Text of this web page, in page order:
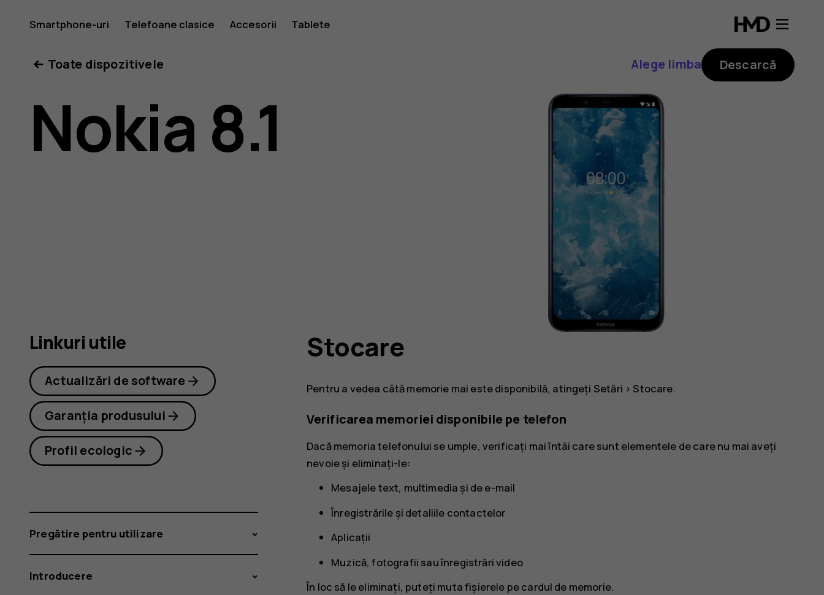
Ghid
de
utilizare
Smartphone-uri Telefoane clasice Accesorii Tablete
Toate dispozitivele Alege limba Descarcă
Nokia 8.1
Stocare
Pentru a vedea câtă memorie mai este disponibilă, atingeți Setări > Stocare.
Verificarea memoriei disponibile pe telefon
Dacă memoria telefonului se umple, verificați mai întâi care sunt elementele de care nu mai aveți
nevoie și eliminați-le:
Mesajele text, multimedia și de e-mail
Înregistrările și detaliile contactelor
Aplicații
Muzică, fotografii sau înregistrări video
În loc să le eliminați, puteți muta fișierele pe cardul de memorie.
Linkuri utile
Actualizări de software
Garanția produsului
Profil ecologic
Pregătire pentru utilizare
Introducere